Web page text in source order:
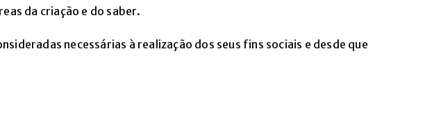
da criação e do saber.
necessárias à realização dos seus fins sociais e desde que